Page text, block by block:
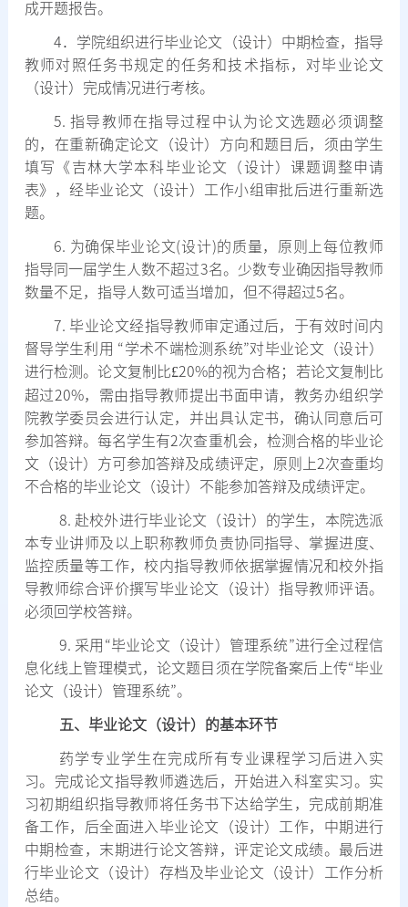
成开题报告。
4 ．学院组织进行毕业论文（设计）中期检查，指导
教师对照任务书规定的任务和技术指标，对毕业论文
（设计）完成情况进行考核。
5.指导教师在指导过程中认为论文选题必须调整
的，在重新确定论文（设计）方向和题目后，须由学生
填写《吉林大学本科毕业论文（设计）课题调整申请
表》，经毕业论文（设计）工作小组审批后进行重新选
题。
6. 为确保毕业论文(设计)的质量，原则上每位教师
指导同一届学生人数不超过3名。少数专业确因指导教师
数量不足，指导人数可适当增加，但不得超过5名。
7. 毕业论文经指导教师审定通过后，于有效时间内
督导学生利用 “学术不端检测系统”对毕业论文（设计）
进行检测。论文复制比£20%的视为合格；若论文复制比
超过20%，需由指导教师提出书面申请，教务办组织学
院教学委员会进行认定，并出具认定书，确认同意后可
参加答辩。每名学生有2次查重机会，检测合格的毕业论
文（设计）方可参加答辩及成绩评定，原则上2次查重均
不合格的毕业论文（设计）不能参加答辩及成绩评定。
8. 赴校外进行毕业论文（设计）的学生，本院选派
本专业讲师及以上职称教师负责协同指导、掌握进度、
监控质量等工作，校内指导教师依据掌握情况和校外指
导教师综合评价撰写毕业论文（设计）指导教师评语。
必须回学校答辩。
9. 采用 “毕业论文（设计）管理系统”进行全过程信
息化线上管理模式，论文题目须在学院备案后上传“毕业
论文（设计）管理系统”。
五、毕业论文（设计）的基本环节
药学专业学生在完成所有专业课程学习后进入实
习。完成论文指导教师遴选后，开始进入科室实习。实
习初期组织指导教师将任务书下达给学生，完成前期准
备工作，后全面进入毕业论文（设计）工作，中期进行
中期检查，末期进行论文答辩，评定论文成绩。最后进
行毕业论文（设计）存档及毕业论文（设计）工作分析
总结。